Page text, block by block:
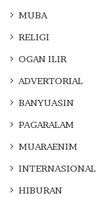
MUBA
RELIGI
OGAN ILIR
ADVERTORIAL
BANYUASIN
PAGARALAM
MUARAENIM
INTERNASIONAL
HIBURAN